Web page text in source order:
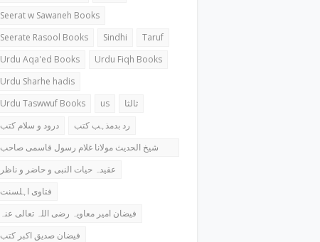
Seerat w Sawaneh Books
Seerate Rasool Books
Sindhi
Taruf
Urdu Aqa'ed Books
Urdu Fiqh Books
Urdu Sharhe hadis
Urdu Taswwuf Books
us
ثالثا
درود و سلام کتب
رد بدمذہب کتب
شیخ الحدیث مولانا غلام رسول قاسمی صاحب
کتب
عقیدہ حیات النبی و حاضر و ناظر
فتاوی اہلسنت
فیضان امیر معاویہ رضی اللہ تعالی عنہ
فیضان صدیق اکبر کتب